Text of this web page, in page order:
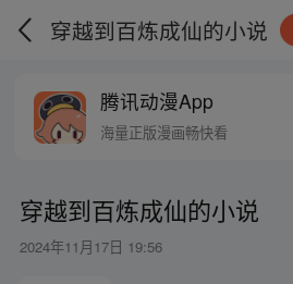
穿越到百炼成仙的小说
腾讯动漫App
海量正版漫画畅快看
穿越到百炼成仙的小说
2024年11月17日 19:56